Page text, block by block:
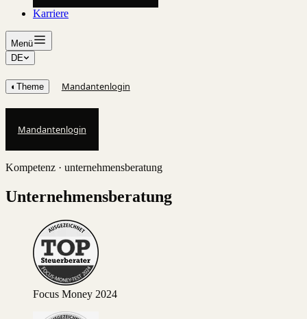
Karriere
Menü
DE
◐ Theme Mandantenlogin
Mandantenlogin
Kompetenz · unternehmensberatung
Unternehmensberatung
Focus Money 2024